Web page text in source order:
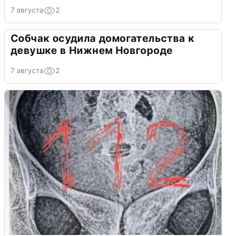
7 августа 2
Собчак осудила домогательства к
девушке в Нижнем Новгороде
7 августа 2